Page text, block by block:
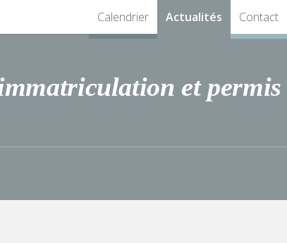
Calendrier Actualités Contact
et permis